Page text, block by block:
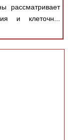
рассматривает
и клеточн...